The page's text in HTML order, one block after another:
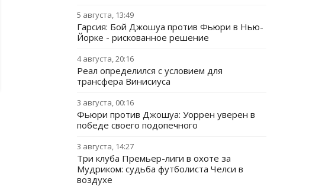
5 августа, 13:49
Гарсия: Бой Джошуа против Фьюри в Нью-
Йорке - рискованное решение
4 августа, 20:16
Реал определился с условием для
трансфера Винисиуса
3 августа, 00:16
Фьюри против Джошуа: Уоррен уверен в
победе своего подопечного
3 августа, 14:27
Три клуба Премьер-лиги в охоте за
Мудриком: судьба футболиста Челси в
воздухе